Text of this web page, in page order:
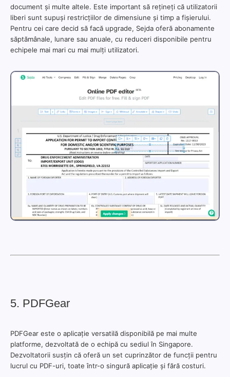
document și multe altele. Este important să rețineți că utilizatorii
liberi sunt supuși restricțiilor de dimensiune și timp a fișierului.
Pentru cei care decid să facă upgrade, Sejda oferă abonamente
săptămânale, lunare sau anuale, cu reduceri disponibile pentru
echipele mai mari cu mai mulți utilizatori.
5. PDFGear
PDFGear este o aplicație versatilă disponibilă pe mai multe
platforme, dezvoltată de o echipă cu sediul în Singapore.
Dezvoltatorii susțin că oferă un set cuprinzător de funcții pentru
lucrul cu PDF-uri, toate într-o singură aplicație și fără costuri.